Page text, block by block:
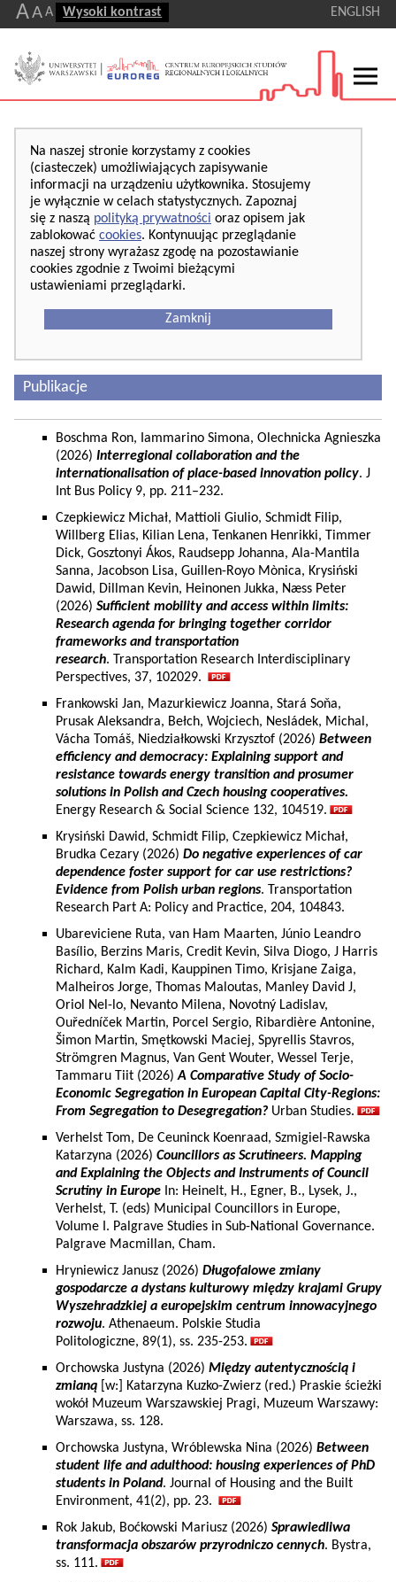
AA A Wysoki kontrast ENGLISH
Na naszej stronie korzystamy z cookies
(ciasteczek) umożliwiających zapisywanie
informacji na urządzeniu użytkownika. Stosujemy
je wyłącznie w celach statystycznych. Zapoznaj
się z naszą polityką prywatności oraz opisem jak
zablokować cookies. Kontynuując przeglądanie
naszej strony wyrażasz zgodę na pozostawianie
cookies zgodnie z Twoimi bieżącymi
ustawieniami przeglądarki.
Zamknij
Publikacje
Boschma Ron, Iammarino Simona, Olechnicka Agnieszka
(2026) Interregional collaboration and the
internationalisation of place-based innovation policy. J
Int Bus Policy 9, pp. 211–232.
Czepkiewicz Michał, Mattioli Giulio, Schmidt Filip,
Willberg Elias, Kilian Lena, Tenkanen Henrikki, Timmer
Dick, Gosztonyi Ákos, Raudsepp Johanna, Ala-Mantila
Sanna, Jacobson Lisa, Guillen-Royo Mònica, Krysiński
Dawid, Dillman Kevin, Heinonen Jukka, Næss Peter
(2026) Sufficient mobility and access within limits:
Research agenda for bringing together corridor
frameworks and transportation
research. Transportation Research Interdisciplinary
Perspectives, 37, 102029.
Frankowski Jan, Mazurkiewicz Joanna, Stará Soňa,
Prusak Aleksandra, Bełch, Wojciech, Nesládek, Michal,
Vácha Tomáš, Niedziałkowski Krzysztof (2026) Between
efficiency and democracy: Explaining support and
resistance towards energy transition and prosumer
solutions in Polish and Czech housing cooperatives.
Energy Research & Social Science 132, 104519.
Krysiński Dawid, Schmidt Filip, Czepkiewicz Michał,
Brudka Cezary (2026) Do negative experiences of car
dependence foster support for car use restrictions?
Evidence from Polish urban regions. Transportation
Research Part A: Policy and Practice, 204, 104843.
Ubareviciene Ruta, van Ham Maarten, Júnio Leandro
Basílio, Berzins Maris, Credit Kevin, Silva Diogo, J Harris
Richard, Kalm Kadi, Kauppinen Timo, Krisjane Zaiga,
Malheiros Jorge, Thomas Maloutas, Manley David J,
Oriol Nel-lo, Nevanto Milena, Novotný Ladislav,
Ouředníček Martin, Porcel Sergio, Ribardière Antonine,
Šimon Martin, Smętkowski Maciej, Spyrellis Stavros,
Strömgren Magnus, Van Gent Wouter, Wessel Terje,
Tammaru Tiit (2026)A Comparative Study of Socio-
Economic Segregation in European Capital City-Regions:
From Segregation to Desegregation? Urban Studies.
Verhelst Tom, De Ceuninck Koenraad, Szmigiel-Rawska
Katarzyna (2026) Councillors as Scrutineers. Mapping
and Explaining the Objects and Instruments of Council
Scrutiny in Europe In: Heinelt, H., Egner, B., Lysek, J.,
Verhelst, T. (eds) Municipal Councillors in Europe,
Volume I. Palgrave Studies in Sub-National Governance.
Palgrave Macmillan, Cham.
Hryniewicz Janusz (2026) Długofalowe zmiany
gospodarcze a dystans kulturowy między krajami Grupy
Wyszehradzkiej a europejskim centrum innowacyjnego
rozwoju. Athenaeum. Polskie Studia
Politologiczne, 89(1), ss. 235-253.
Orchowska Justyna (2026) Między autentycznością i
zmianą [w:] Katarzyna Kuzko-Zwierz (red.) Praskie ścieżki
wokół Muzeum Warszawskiej Pragi, Muzeum Warszawy:
Warszawa, ss. 128.
Orchowska Justyna, Wróblewska Nina (2026) Between
student life and adulthood: housing experiences of PhD
students in Poland. Journal of Housing and the Built
Environment, 41(2), pp. 23.
Rok Jakub, Boćkowski Mariusz (2026) Sprawiedliwa
transformacja obszarów przyrodniczo cennych. Bystra,
ss. 111.